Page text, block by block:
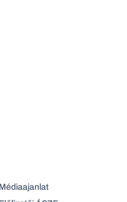
Médiaajanlat